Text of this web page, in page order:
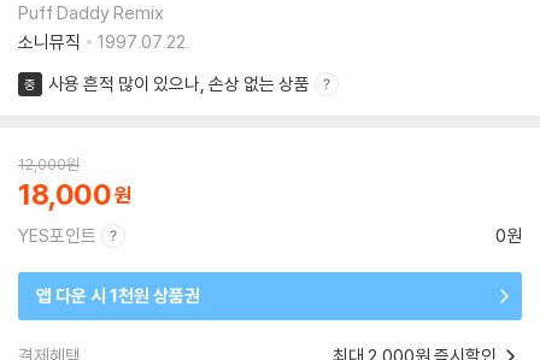
Puff Daddy Remix
소니뮤직
1997.07.22.
중 사용 흔적 많이 있으나, 손상 없는 상품
12,000원
18,000
YES포인트 0원
앱 다운 시 1천원 상품권